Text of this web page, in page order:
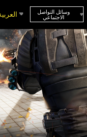
وسائل التواصل
الاجتماعي